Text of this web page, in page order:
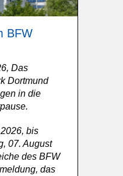
BFW
Das
Dortmund
in die
bis
07. August
des BFW
das